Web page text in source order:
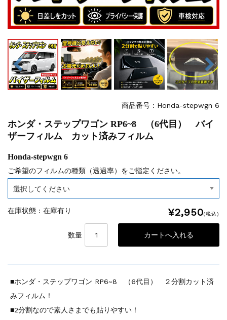
商品番号：Honda-stepwgn 6
ホンダ・ステップワゴン RP6~8 （6代目） バイ
ザーフィルム カット済みフィルム
Honda-stepwgn 6
ご希望のフィルムの種類（透過率）をご指定ください。
在庫状態 : 在庫有り ¥2,950(税込)
数量
■ホンダ・ステップワゴン RP6~8 （6代目） ２分割カット済
みフィルム！
■2分割なので素人さまでも貼りやすい！